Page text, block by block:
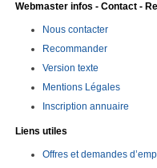
Webmaster infos - Contact -
Nous contacter
Recommander
Version texte
Mentions Légales
Inscription annuaire
Liens utiles
Offres et demandes